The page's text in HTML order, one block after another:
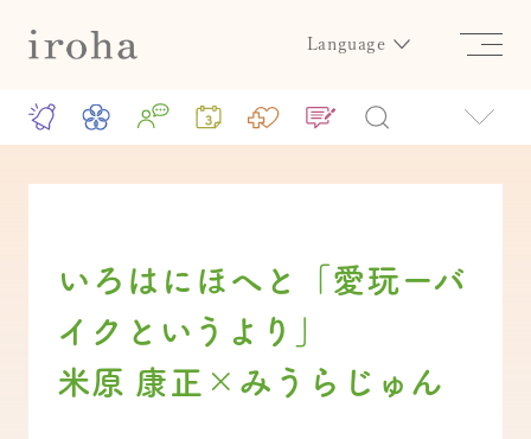
Language
いろはにほへと「愛玩ーバ
イクというより」
米原 康正×みうらじゅん